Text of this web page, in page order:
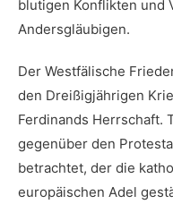
⁢blutigen Konflikten und
Andersgläubigen.
Der​ Westfälische
den ⁤Dreißigjährigen
‍Ferdinands ⁤Herrschaft.
gegenüber den‍
betrachtet, ​der die
europäischen Adel